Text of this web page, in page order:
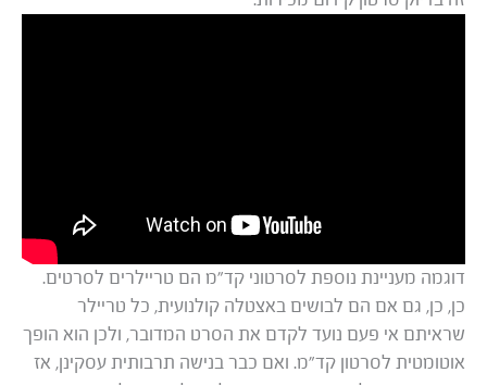
דוגמה מעניינת נוספת לסרטוני קד”מ הם טריילרים לסרטים.
כן, כן, גם אם הם לבושים באצטלה קולנועית, כל טריילר
שראיתם אי פעם נועד לקדם את הסרט המדובר, ולכן הוא הופך
אוטומטית לסרטון קד”מ. ואם כבר בנישה תרבותית עסקינן, אז